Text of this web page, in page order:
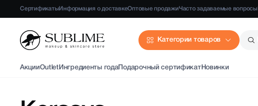
СертификатыИнформация о доставкеОптовые продажиЧасто задаваемые вопросы
Категории товаров
АкцииOutletИнгредиенты годаПодарочный сертификатНовинки